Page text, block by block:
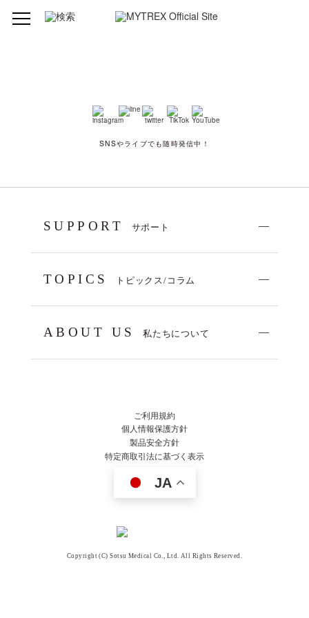
SNSやライブでも随時発信中！
SUPPORT サポート
TOPICS トピックス/コラム
ABOUT US 私たちについて
ご利用規約
個人情報保護方針
製品安全方針
特定商取引法に基づく表示
JA
Copyright (C) Sotsu Medical Co., Ltd. All Rights Reserved.